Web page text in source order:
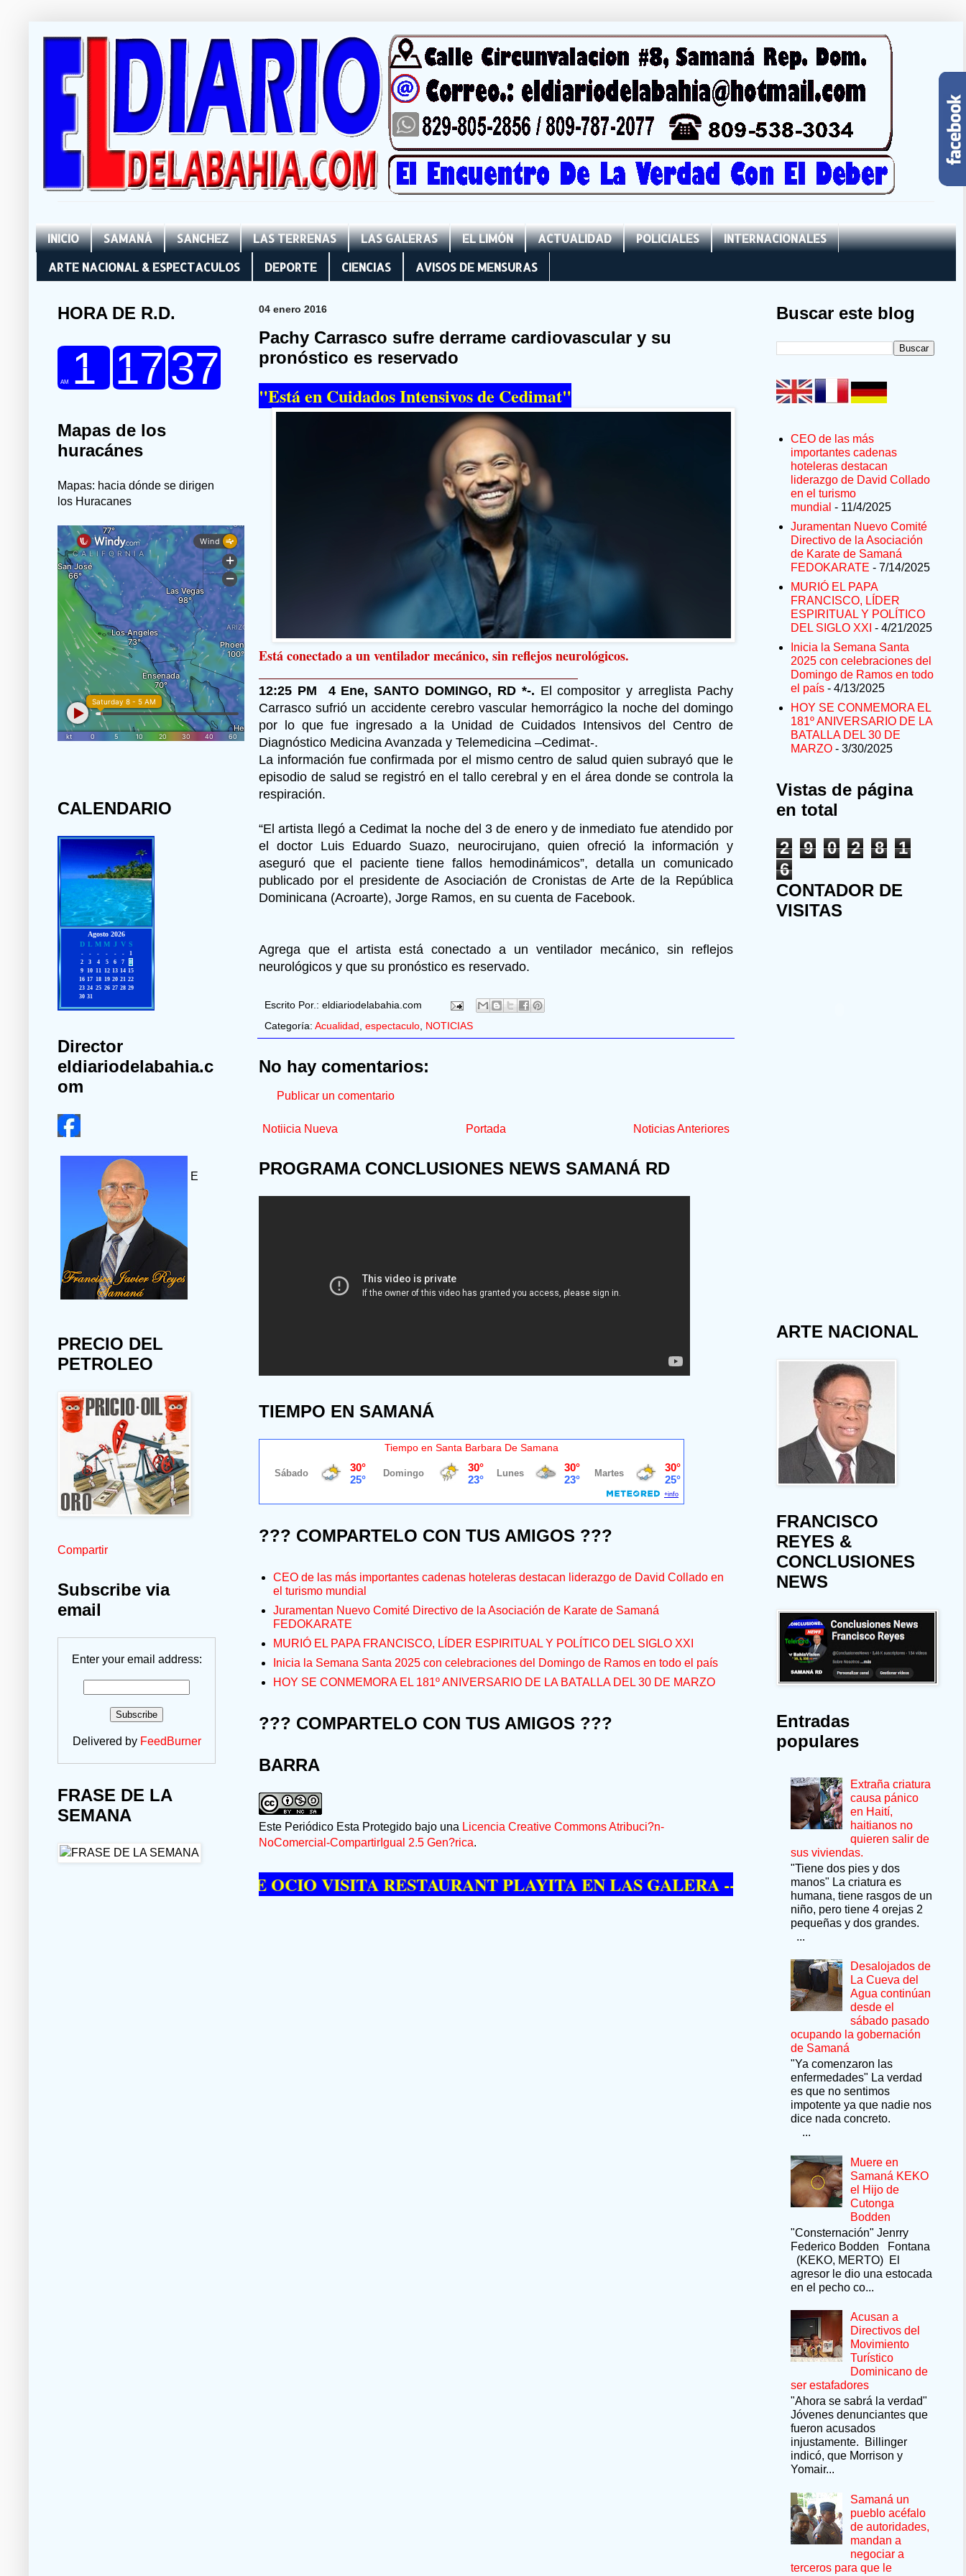
INICIO SAMANÁ SANCHEZ LAS TERRENAS LAS GALERAS EL LIMÓN ACTUALIDAD POLICIALES
INTERNACIONALES
ARTE NACIONAL & ESPECTACULOS
DEPORTE CIENCIAS AVISOS DE MENSURAS
04 enero 2016
Pachy Carrasco sufre derrame cardiovascular y su
pronóstico es reservado
"Está en Cuidados Intensivos de Cedimat"
Está conectado a un ventilador mecánico, sin reflejos neurológicos.
12:25 PM 4 Ene, SANTO DOMINGO, RD *-. El compositor y arreglista Pachy
Carrasco sufrió un accidente cerebro vascular hemorrágico la noche del domingo
por lo que fue ingresado a la Unidad de Cuidados Intensivos del Centro de
Diagnóstico Medicina Avanzada y Telemedicina –Cedimat-.
La información fue confirmada por el mismo centro de salud quien subrayó que le
episodio de salud se registró en el tallo cerebral y en el área donde se controla la
respiración.
“El artista llegó a Cedimat la noche del 3 de enero y de inmediato fue atendido por
el doctor Luis Eduardo Suazo, neurocirujano, quien ofreció la información y
aseguró que el paciente tiene fallos hemodinámicos”, detalla un comunicado
publicado por el presidente de Asociación de Cronistas de Arte de la República
Dominicana (Acroarte), Jorge Ramos, en su cuenta de Facebook.
Agrega que el artista está conectado a un ventilador mecánico, sin reflejos
neurológicos y que su pronóstico es reservado.
Escrito Por.: eldiariodelabahia.com
Categoría: Acualidad espectaculo NOTICIAS
No hay comentarios:
Publicar un comentario
Notiicia Nueva Noticias Anteriores
Portada
PROGRAMA CONCLUSIONES NEWS SAMANÁ RD
TIEMPO EN SAMANÁ
Tiempo en Santa Barbara De Samana
??? COMPARTELO CON TUS AMIGOS ???
CEO de las más importantes cadenas hoteleras destacan liderazgo de David Collado en
el turismo mundial
Juramentan Nuevo Comité Directivo de la Asociación de Karate de Samaná
FEDOKARATE
MURIÓ EL PAPA FRANCISCO, LÍDER ESPIRITUAL Y POLÍTICO DEL SIGLO XXI
Inicia la Semana Santa 2025 con celebraciones del Domingo de Ramos en todo el país
HOY SE CONMEMORA EL 181º ANIVERSARIO DE LA BATALLA DEL 30 DE MARZO
??? COMPARTELO CON TUS AMIGOS ???
BARRA
Este Periódico Esta Protegido bajo una Licencia Creative Commons Atribuci?n-
NoComercial-CompartirIgual 2.5 Gen?rica.
UN MOMENTO DE OCIO VISITA RESTAURANT PLAYITA EN LAS GALERA --SÍ QUIERE PASAR UN
HORA DE R.D.
Mapas de los
huracánes
Mapas: hacia dónde se dirigen
los Huracanes
CALENDARIO
Director
eldiariodelabahia.c
om
E
PRECIO DEL
PETROLEO
Compartir
Subscribe via
email
Enter your email address:
Delivered by FeedBurner
FRASE DE LA
SEMANA
Buscar este blog
CEO de las más
importantes cadenas
hoteleras destacan
liderazgo de David Collado
en el turismo
mundial - 11/4/2025
Juramentan Nuevo Comité
Directivo de la Asociación
de Karate de Samaná
FEDOKARATE - 7/14/2025
MURIÓ EL PAPA
FRANCISCO, LÍDER
ESPIRITUAL Y POLÍTICO
DEL SIGLO XXI - 4/21/2025
Inicia la Semana Santa
2025 con celebraciones del
Domingo de Ramos en todo
el país - 4/13/2025
HOY SE CONMEMORA EL
181º ANIVERSARIO DE LA
BATALLA DEL 30 DE
MARZO - 3/30/2025
Vistas de página
en total
2
9 0 2 8
1
6
CONTADOR DE
VISITAS
ARTE NACIONAL
FRANCISCO
REYES &
CONCLUSIONES
NEWS
Entradas
populares
Extraña criatura
causa pánico
en Haití,
haitianos no
quieren salir de
sus viviendas.
"Tiene dos pies y dos
manos" La criatura es
humana, tiene rasgos de un
niño, pero tiene 4 orejas 2
pequeñas y dos grandes.
...
Desalojados de
La Cueva del
Agua continúan
desde el
sábado pasado
ocupando la gobernación
de Samaná
"Ya comenzaron las
enfermedades" La verdad
es que no sentimos
impotente ya que nadie nos
dice nada concreto.
...
Muere en
Samaná KEKO
el Hijo de
Cutonga
Bodden
"Consternación" Jenrry
Federico Bodden Fontana
(KEKO, MERTO) El
agresor le dio una estocada
en el pecho co...
Acusan a
Directivos del
Movimiento
Turístico
Dominicano de
ser estafadores
"Ahora se sabrá la verdad"
Jóvenes denunciantes que
fueron acusados
injustamente. Billinger
indicó, que Morrison y
Yomair...
Samaná un
pueblo acéfalo
de autoridades,
mandan a
negociar a
terceros para que le